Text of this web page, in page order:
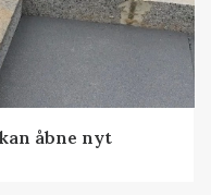
åbne nyt